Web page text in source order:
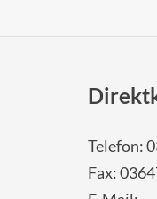
Telefon:
Fax: